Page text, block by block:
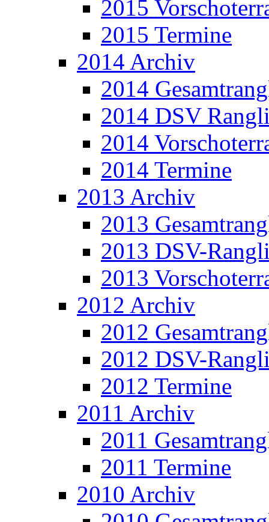
2015
2015 Termine
2014 Archiv
2014
2014 DSV
2014
2014 Termine
2013 Archiv
2013
2013 DSV-
2013
2012 Archiv
2012
2012 DSV-
2012 Termine
2011 Archiv
2011
2011 Termine
2010 Archiv